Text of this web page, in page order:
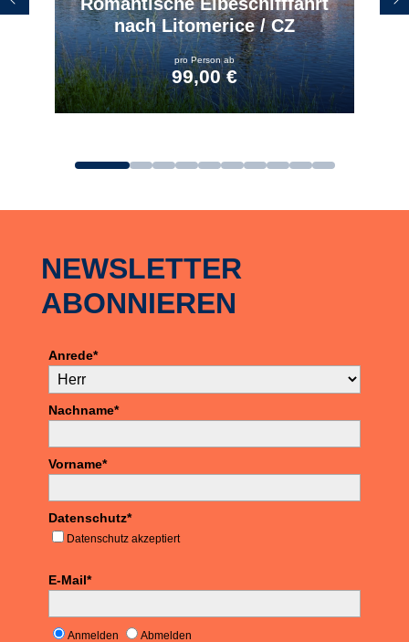
nach Litomerice / CZ
pro Person ab
99,00 €
NEWSLETTER
ABONNIEREN